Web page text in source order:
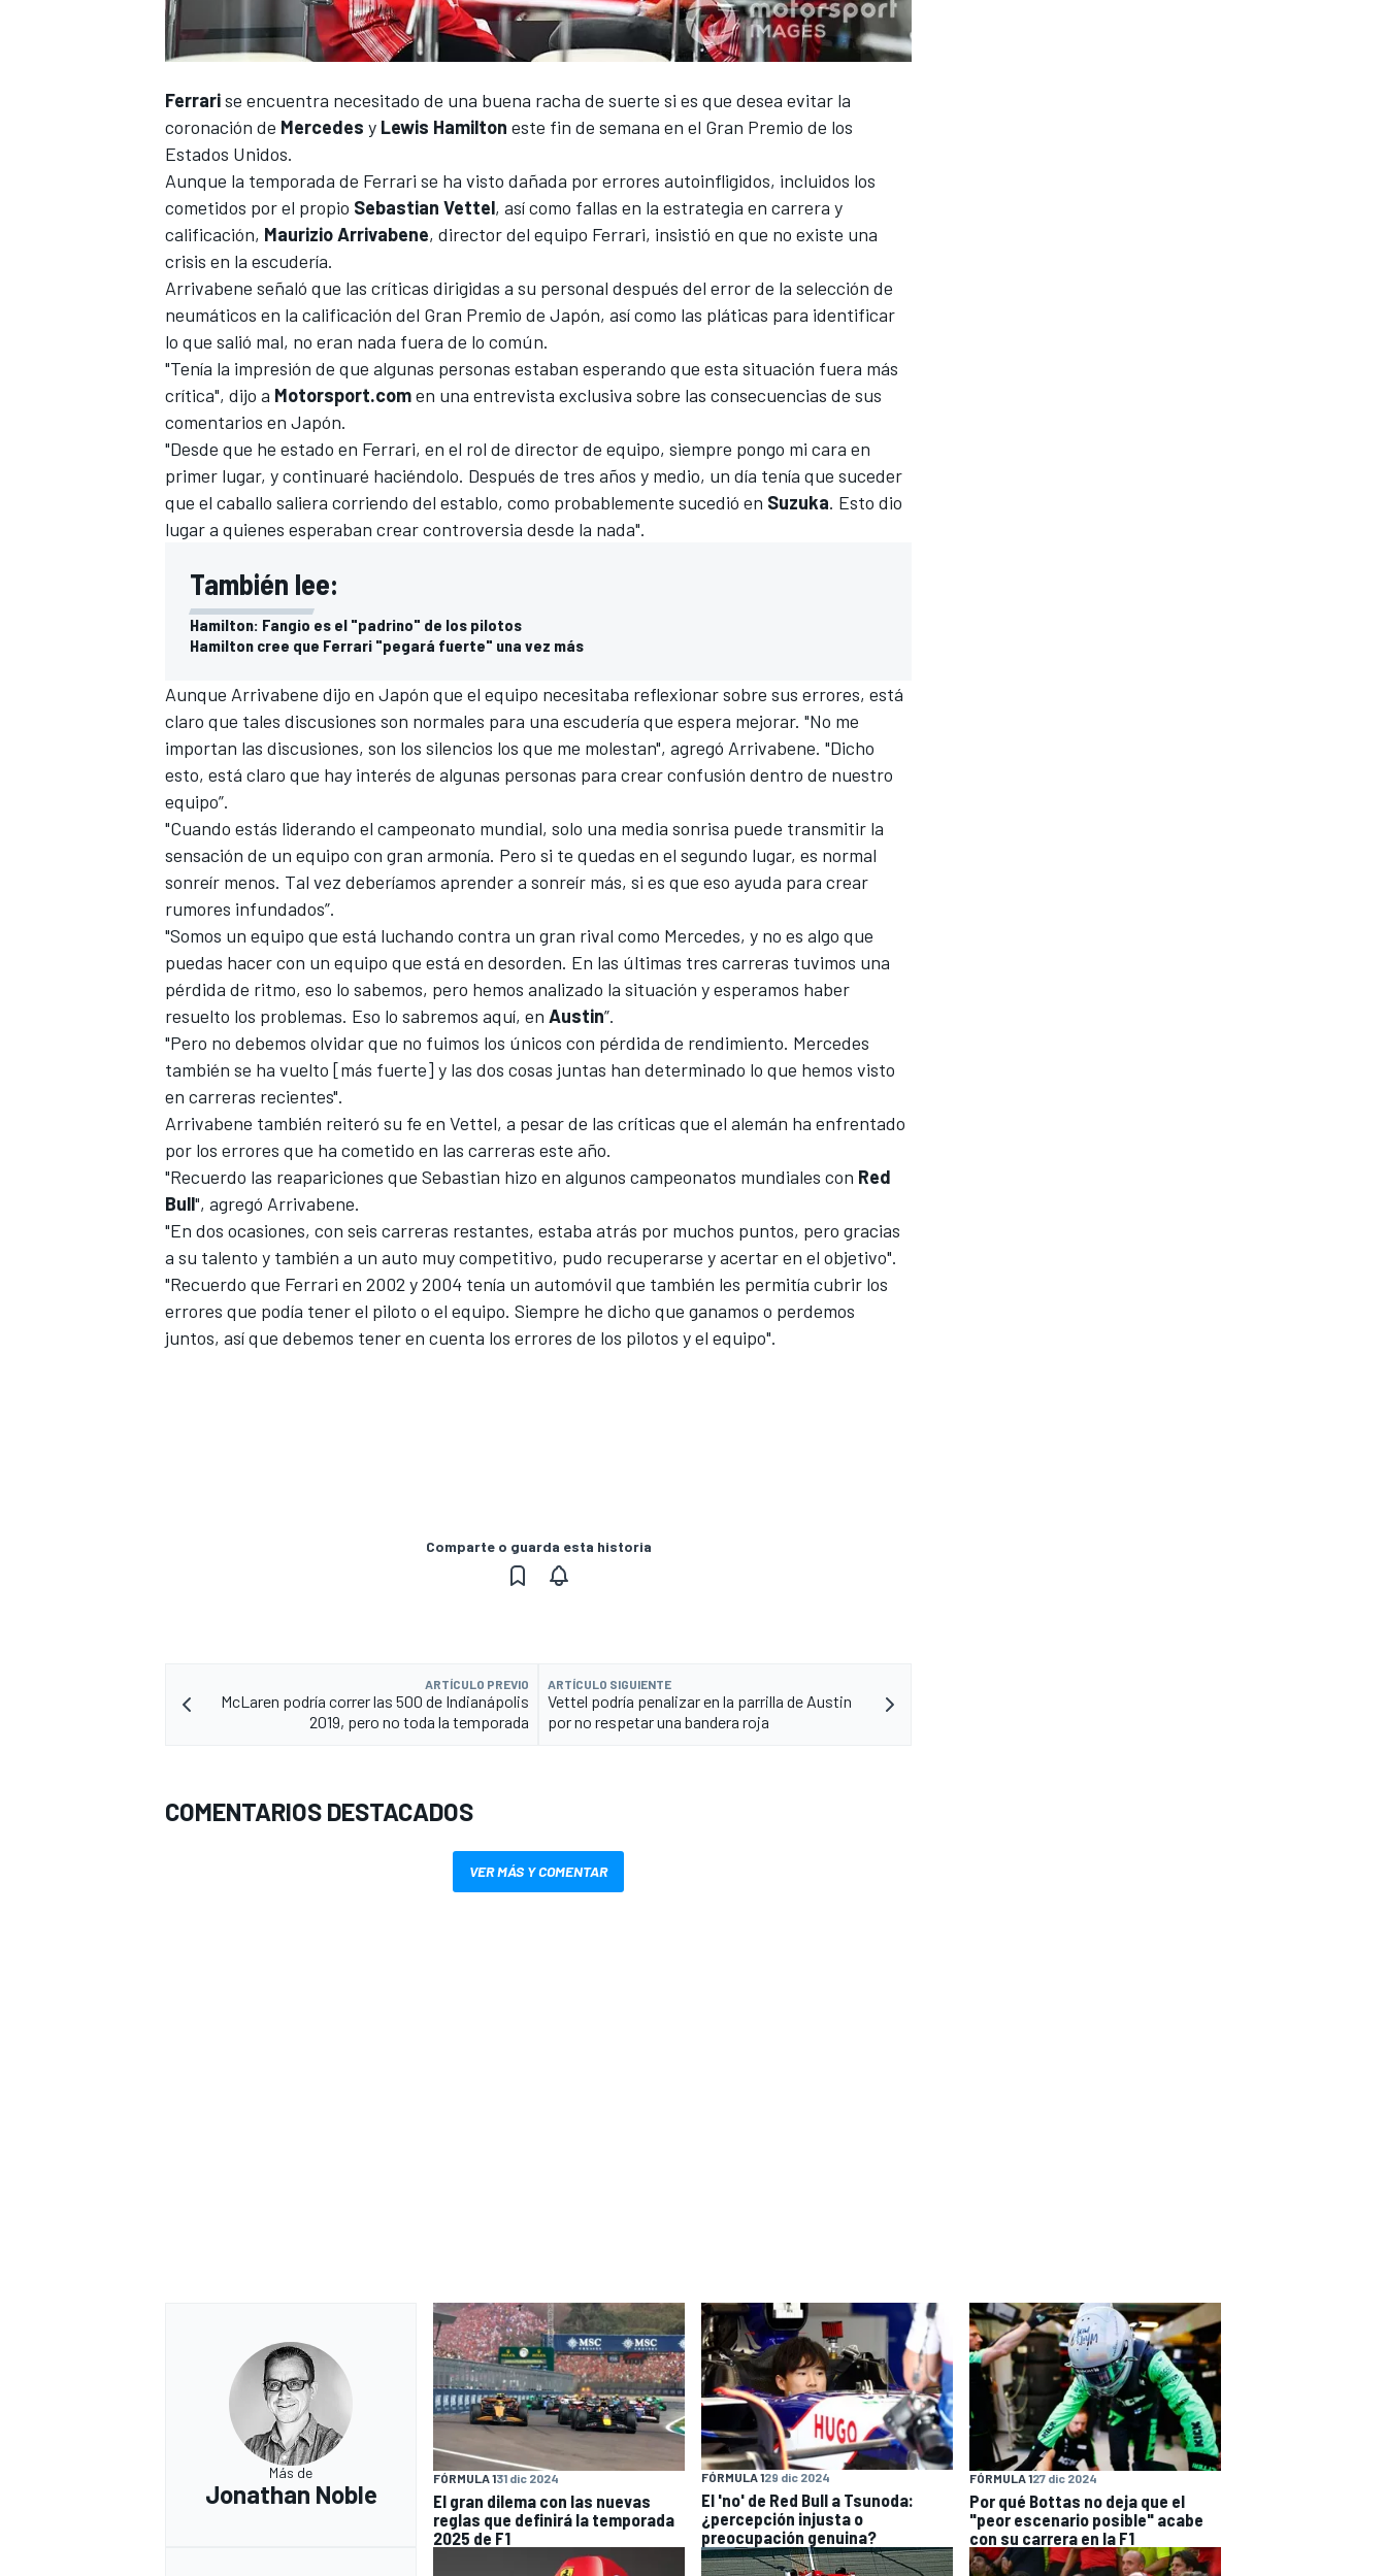
FÓRMULA E
Ferrarise encuentra necesitado de una buena racha de suerte si es que desea evitar la
coronación de Mercedes y Lewis Hamilton este fin de semana en el Gran Premio de los
Estados Unidos.
Aunque la temporada de Ferrari se ha visto dañada por errores autoinfligidos, incluidos los
cometidos por el propio Sebastian Vettel, así como fallas en la estrategia en carrera y
calificación, Maurizio Arrivabene, director del equipo Ferrari, insistió en que no existe una
crisis en la escudería.
Arrivabene señaló que las críticas dirigidas a su personal después del error de la selección de
neumáticos en la calificación del Gran Premio de Japón, así como las pláticas para identificar
lo que salió mal, no eran nada fuera de lo común.
"Tenía la impresión de que algunas personas estaban esperando que esta situación fuera más
crítica", dijo a Motorsport.comen una entrevista exclusiva sobre las consecuencias de sus
comentarios en Japón.
"Desde que he estado en Ferrari, en el rol de director de equipo, siempre pongo mi cara en
primer lugar, y continuaré haciéndolo. Después de tres años y medio, un día tenía que suceder
que el caballo saliera corriendo del establo, como probablemente sucedió en Suzuka. Esto dio
lugar a quienes esperaban crear controversia desde la nada".
También lee:
Hamilton: Fangio es el "padrino" de los pilotos
Hamilton cree que Ferrari "pegará fuerte" una vez más
Aunque Arrivabene dijo en Japón que el equipo necesitaba reflexionar sobre sus errores, está
claro que tales discusiones son normales para una escudería que espera mejorar. "No me
importan las discusiones, son los silencios los que me molestan", agregó Arrivabene. "Dicho
esto, está claro que hay interés de algunas personas para crear confusión dentro de nuestro
equipo”.
"Cuando estás liderando el campeonato mundial, solo una media sonrisa puede transmitir la
sensación de un equipo con gran armonía. Pero si te quedas en el segundo lugar, es normal
sonreír menos. Tal vez deberíamos aprender a sonreír más, si es que eso ayuda para crear
rumores infundados”.
"Somos un equipo que está luchando contra un gran rival como Mercedes, y no es algo que
puedas hacer con un equipo que está en desorden. En las últimas tres carreras tuvimos una
pérdida de ritmo, eso lo sabemos, pero hemos analizado la situación y esperamos haber
resuelto los problemas. Eso lo sabremos aquí, en Austin”.
"Pero no debemos olvidar que no fuimos los únicos con pérdida de rendimiento. Mercedes
también se ha vuelto [más fuerte] y las dos cosas juntas han determinado lo que hemos visto
en carreras recientes".
Arrivabene también reiteró su fe en Vettel, a pesar de las críticas que el alemán ha enfrentado
por los errores que ha cometido en las carreras este año.
"Recuerdo las reapariciones que Sebastian hizo en algunos campeonatos mundiales con Red
Bull", agregó Arrivabene.
"En dos ocasiones, con seis carreras restantes, estaba atrás por muchos puntos, pero gracias
a su talento y también a un auto muy competitivo, pudo recuperarse y acertar en el objetivo".
"Recuerdo que Ferrari en 2002 y 2004 tenía un automóvil que también les permitía cubrir los
errores que podía tener el piloto o el equipo. Siempre he dicho que ganamos o perdemos
juntos, así que debemos tener en cuenta los errores de los pilotos y el equipo".
Comparte o guarda esta historia
ARTÍCULO PREVIO
McLaren podría correr las 500 de Indianápolis
2019, pero no toda la temporada
ARTÍCULO SIGUIENTE
Vettel podría penalizar en la parrilla de Austin
por no respetar una bandera roja
COMENTARIOS DESTACADOS
VER MÁS Y COMENTAR
Más de
Jonathan Noble
FÓRMULA 131 dic 2024
El gran dilema con las nuevas
reglas que definirá la temporada
2025 de F1
FÓRMULA 129 dic 2024
El 'no' de Red Bull a Tsunoda:
¿percepción injusta o
preocupación genuina?
FÓRMULA 127 dic 2024
Por qué Bottas no deja que el
"peor escenario posible" acabe
con su carrera en la F1